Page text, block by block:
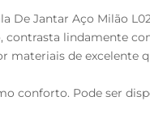
De Jantar Aço Milão
lindamente
de excelente
conforto. Pode ser